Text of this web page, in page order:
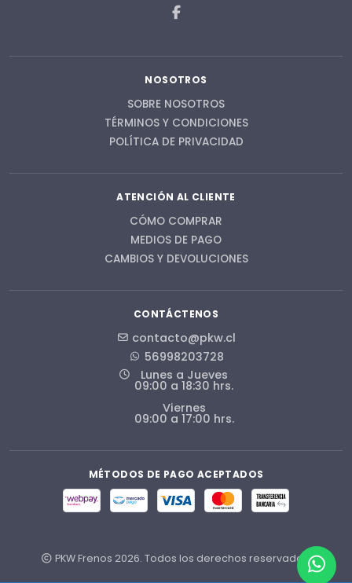
NOSOTROS
SOBRE NOSOTROS
TÉRMINOS Y CONDICIONES
POLÍTICA DE PRIVACIDAD
ATENCIÓN AL CLIENTE
CÓMO COMPRAR
MEDIOS DE PAGO
CAMBIOS Y DEVOLUCIONES
CONTÁCTENOS
contacto@pkw.cl
56998203728
Lunes a Jueves
09:00 a 18:30 hrs.
Viernes
09:00 a 17:00 hrs.
MÉTODOS DE PAGO ACEPTADOS
PKW Frenos 2026. Todos los derechos reservados.